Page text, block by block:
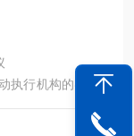
执行机构的实用功
自由地设置和选